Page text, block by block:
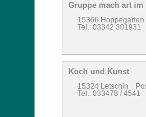
Gruppe mach art im
15366
Tel.: 03342 301931
Koch und Kunst
15324 Letschin
Tel.: 033478 / 4541